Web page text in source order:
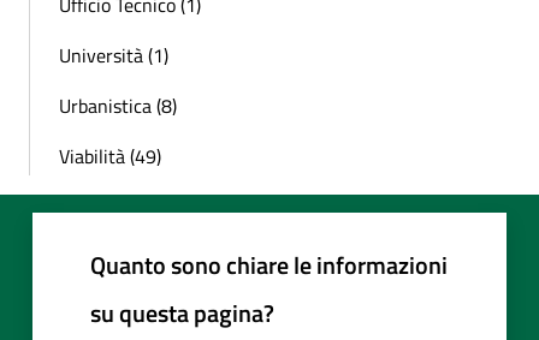
Università (1)
Urbanistica (8)
Viabilità (49)
Quanto sono chiare le informazioni
su questa pagina?